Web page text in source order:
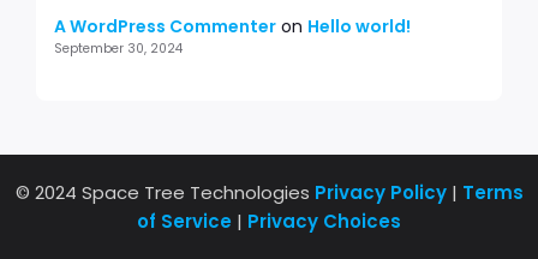
A WordPress Commenter on Hello world!
September 30, 2024
© 2024 Space Tree Technologies Privacy Policy| Terms
of Service | Privacy Choices